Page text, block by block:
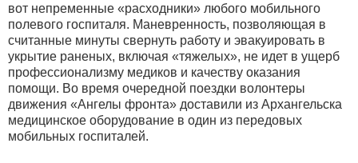
вот непременные «расходники» любого мобильного
полевого госпиталя. Маневренность, позволяющая в
считанные минуты свернуть работу и эвакуировать в
укрытие раненых, включая «тяжелых», не идет в ущерб
профессионализму медиков и качеству оказания
помощи. Во время очередной поездки волонтеры
движения «Ангелы фронта» доставили из Архангельска
медицинское оборудование в один из передовых
мобильных госпиталей.